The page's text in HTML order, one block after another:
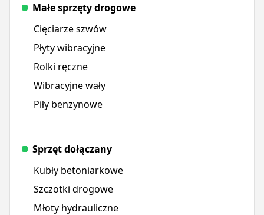
Małe sprzęty drogowe
Cięciarze szwów
Płyty wibracyjne
Rolki ręczne
Wibracyjne wały
Piły benzynowe
Sprzęt dołączany
Kubły betoniarkowe
Szczotki drogowe
Młoty hydrauliczne